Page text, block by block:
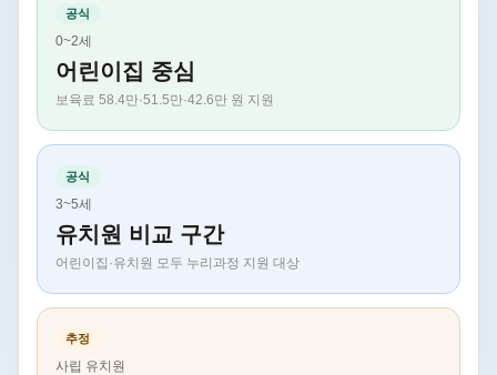
공식
0~2세
어린이집 중심
보육료 58.4만·51.5만·42.6만 원 지원
공식
3~5세
유치원 비교 구간
어린이집·유치원 모두 누리과정 지원 대상
추정
사립 유치원